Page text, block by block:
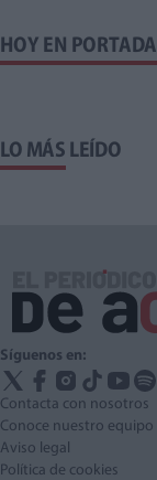
HOY EN PORTADA
LO MÁS LEÍDO
Síguenos en:
Contacta con nosotros
Conoce nuestro equipo
Aviso legal
Política de cookies